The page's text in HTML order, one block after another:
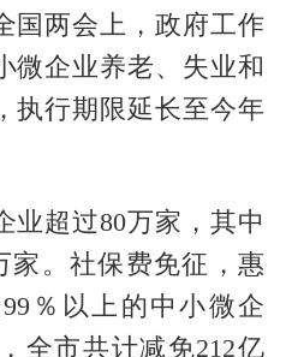
国两会上，政府工作
微企业养老、失业和
执行期限延长至今年
超过80万家，其中
家。社保费免征，惠
％以上的中小微企
全市共计减免212亿